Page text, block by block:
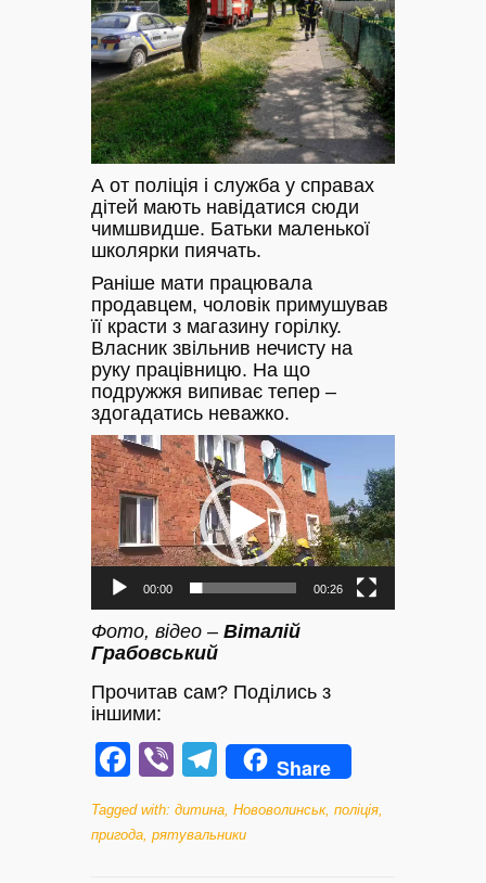
А от поліція і служба у справах
дітей мають навідатися сюди
чимшвидше. Батьки маленької
школярки пиячать.
Раніше мати працювала
продавцем, чоловік примушував
її красти з магазину горілку.
Власник звільнив нечисту на
руку працівницю. На що
подружжя випиває тепер –
здогадатись неважко.
Відеопрогравач
00:00 00:26
Фото, відео – Віталій
Грабовський
Прочитав сам? Поділись з
іншими:
Facebook
ViberTelegram
Share
Tagged with: дитина Нововолинськ, поліція
пригода рятувальники